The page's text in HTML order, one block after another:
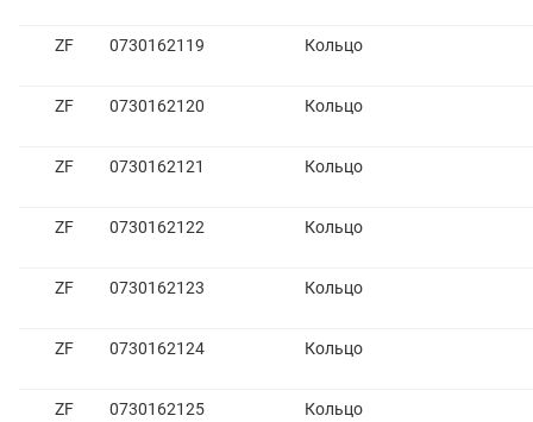
ZF 0730162119 Кольцо
ZF 0730162120 Кольцо
ZF 0730162121 Кольцо
ZF 0730162122 Кольцо
ZF 0730162123 Кольцо
ZF 0730162124 Кольцо
ZF 0730162125 Кольцо